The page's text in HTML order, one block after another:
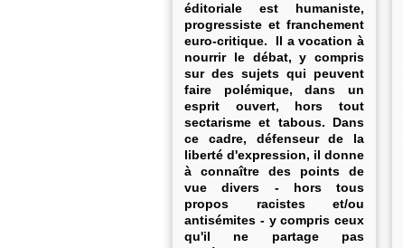
éditoriale est humaniste,
progressiste et franchement
euro-critique. Il a vocation à
nourrir le débat, y compris
sur des sujets qui peuvent
faire polémique, dans un
esprit ouvert, hors tout
sectarisme et tabous. Dans
ce cadre, défenseur de la
liberté d'expression, il donne
à connaître des points de
vue divers - hors tous
propos racistes et/ou
antisémites - y compris ceux
qu'il ne partage pas